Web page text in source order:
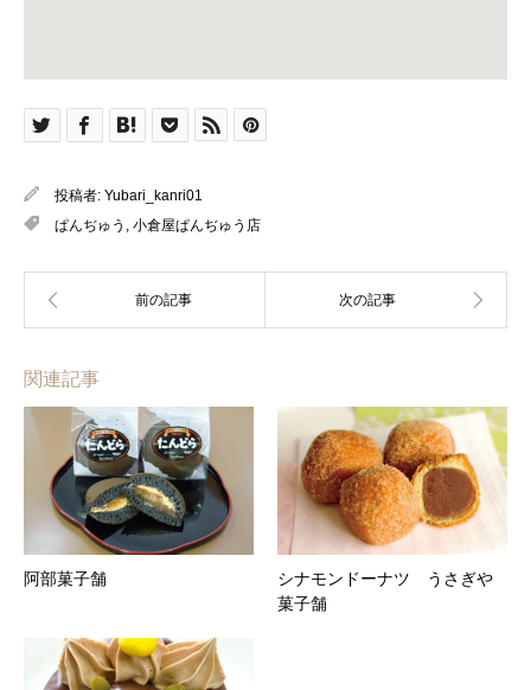
投稿者: Yubari_kanri01
ぱんぢゅう , 小倉屋ぱんぢゅう店
関連記事
阿部菓子舗
シナモンドーナツ うさぎや
菓子舗